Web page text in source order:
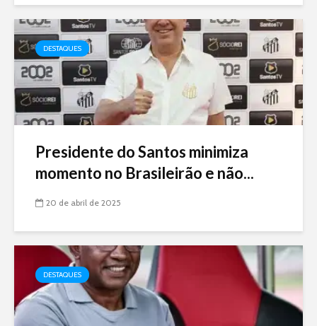
DESTAQUES
Presidente do Santos minimiza
momento no Brasileirão e não...
20 de abril de 2025
DESTAQUES